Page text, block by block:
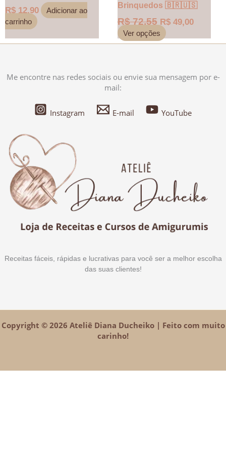
R$ 12,90
Adicionar ao
carrinho
Brinquedos 🇧🇷🇺🇸
R$72,55 R$49,00
Ver opções
Me encontre nas redes sociais ou envie sua mensagem por e-
mail:
Instagram E-mail YouTube
Receitas fáceis, rápidas e lucrativas para você ser a melhor escolha
das suas clientes!
Copyright © 2026 Ateliê Diana Ducheiko | Feito com muito
carinho!